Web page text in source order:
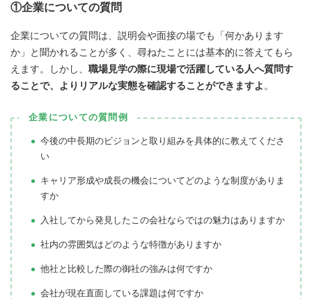
①企業についての質問
企業についての質問は、説明会や面接の場でも「何かあります
か」と聞かれることが多く、尋ねたことには基本的に答えてもら
えます。しかし、 職場見学の際に現場で活躍している人へ質問す
ることで、よりリアルな実態を確認することができますよ 。
企業についての質問例
今後の中長期のビジョンと取り組みを具体的に教えてくださ
い
キャリア形成や成長の機会についてどのような制度がありま
すか
入社してから発見したこの会社ならではの魅力はありますか
社内の雰囲気はどのような特徴がありますか
他社と比較した際の御社の強みは何ですか
会社が現在直面している課題は何ですか